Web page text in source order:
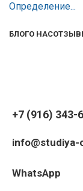
Определение...
БЛОГО НАС
+7 (916) 343-
info@studiya-
WhatsApp